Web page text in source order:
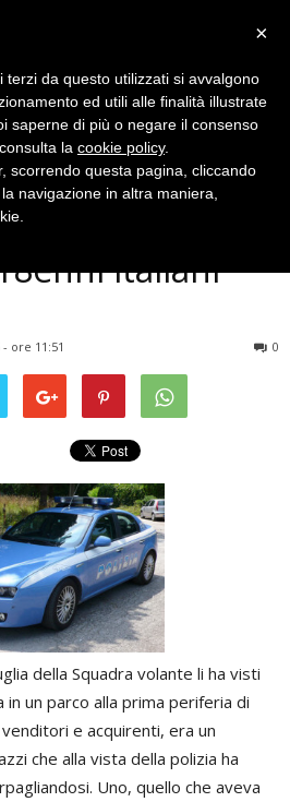
droga in un
italiani
ore 11:51 0
della Squadra volante li ha visti
un parco alla prima periferia di
e acquirenti, era un
che alla vista della polizia ha
Uno, quello che aveva
×
terzi da questo utilizzati si avvalgono
ed utili alle finalità illustrate
saperne di più o negare il consenso
la cookie policy.
scorrendo questa pagina, cliccando
navigazione in altra maniera,